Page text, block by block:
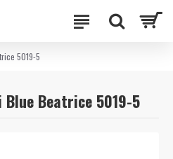
5019-5
Beatrice 5019-5